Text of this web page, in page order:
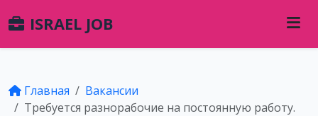
ISRAEL JOB
Главная
Вакансии
Требуется разнорабочие на постоянную работу.